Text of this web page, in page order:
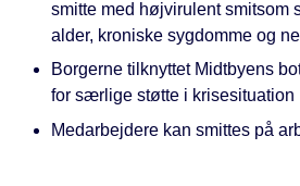
smitte med højvirulent smitsom
alder, kroniske sygdomme og
Borgerne tilknyttet Midtbyens
for særlige støtte i krisesituation
Medarbejdere kan smittes på